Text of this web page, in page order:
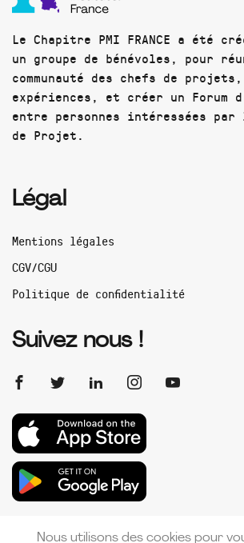
Le Chapitre PMI FRANCE a été
un groupe de bénévoles, pour
communauté des chefs de
expériences, et créer un Forum
entre personnes intéressées par
de Projet.
Légal
Mentions légales
CGV/CGU
Politique de confidentialité
Suivez nous !
Nous utilisons des cookies pour